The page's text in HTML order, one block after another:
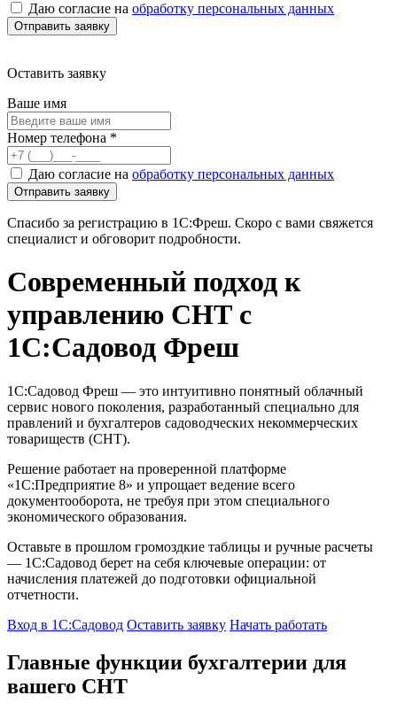
Даю согласие на обработку персональных данных
Оставить заявку
Ваше имя
Номер телефона *
Даю согласие на обработку персональных данных
Спасибо за регистрацию в 1С:Фреш. Скоро с вами свяжется
специалист и обговорит подробности.
Современный подход к
управлению СНТ с
1С:Садовод Фреш
1С:Садовод Фреш — это интуитивно понятный облачный
сервис нового поколения, разработанный специально для
правлений и бухгалтеров садоводческих некоммерческих
товариществ (СНТ).
Решение работает на проверенной платформе
«1С:Предприятие 8» и упрощает ведение всего
документооборота, не требуя при этом специального
экономического образования.
Оставьте в прошлом громоздкие таблицы и ручные расчеты
— 1С:Садовод берет на себя ключевые операции: от
начисления платежей до подготовки официальной
отчетности.
Вход в 1С:Садовод Оставить заявку Начать работать
Главные функции бухгалтерии для
вашего СНТ